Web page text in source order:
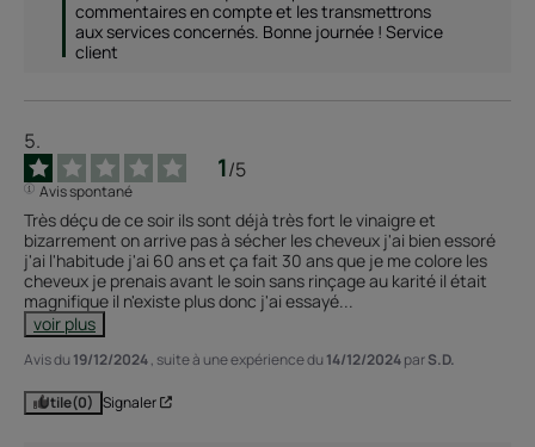
commentaires en compte et les transmettrons
aux services concernés. Bonne journée ! Service
client
1/5
Avis spontané
Très déçu de ce soir ils sont déjà très fort le vinaigre et
bizarrement on arrive pas à sécher les cheveux j'ai bien essoré
j'ai l'habitude j'ai 60 ans et ça fait 30 ans que je me colore les
cheveux je prenais avant le soin sans rinçage au karité il était
magnifique il n'existe plus donc j'ai essayé...
voir plus
Avis du 19/12/2024, suite à une expérience du 14/12/2024parS.D.
Utile(0) Signaler